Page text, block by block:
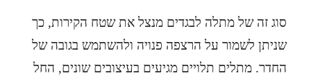
סוג זה של מתלה לבגדים מנצל את שטח הקירות, כך
שניתן לשמור על הרצפה פנויה ולהשתמש בגובה של
החדר. מתלים תלויים מגיעים בעיצובים שונים, החל